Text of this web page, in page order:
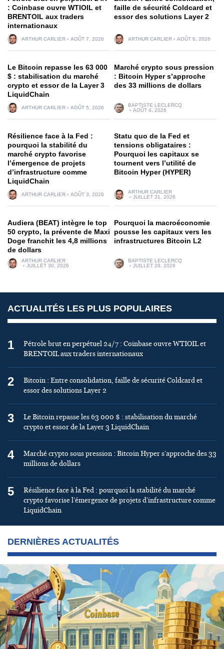
: Coinbase ouvre WTIOIL et
BRENTOIL aux traders
internationaux
ARTHUR CARLIER AOÛT 7, 2026
faille de sécurité Coldcard et
essor des solutions Layer 2
ARTHUR CARLIER AOÛT 6, 2026
Le Bitcoin repasse les 63 000
$ : stabilisation du marché
crypto et essor de la Layer 3
LiquidChain
ARTHUR CARLIER AOÛT 5, 2026
Marché crypto sous pression
: Bitcoin Hyper s’approche
des 33 millions de dollars
BAPTISTE LECLERCQ
AOÛT 4, 2026
Résilience face à la Fed :
pourquoi la stabilité du
marché crypto favorise
l’émergence de projets
d’infrastructure comme
LiquidChain
ARTHUR CARLIER AOÛT 3, 2026
Statu quo de la Fed et
tensions obligataires :
Pourquoi les capitaux se
tournent vers l’utilité de
Bitcoin Hyper (HYPER)
ARTHUR CARLIER
JUILLET 31, 2026
Audiera (BEAT) intègre le top
50 crypto, la prévente de Maxi
Doge franchit les 4,8 millions
de dollars
ARTHUR CARLIER
JUILLET 30, 2026
Pourquoi la macroéconomie
pousse les capitaux vers les
infrastructures Bitcoin L2
BAPTISTE LECLERCQ
JUILLET 29, 2026
ACTUALITÉS LES PLUS POPULAIRES
1
Pétrole brut en perpétuel 24/7 : Coinbase ouvre WTIOIL et
BRENTOIL aux traders internationaux
2
Bitcoin : Entre consolidation, faille de sécurité Coldcard et
essor des solutions Layer 2
3
Le Bitcoin repasse les 63 000 $ : stabilisation du marché
crypto et essor de la Layer 3 LiquidChain
4
Marché crypto sous pression : Bitcoin Hyper s’approche des 33
millions de dollars
5
Résilience face à la Fed : pourquoi la stabilité du marché
crypto favorise l’émergence de projets d’infrastructure comme
LiquidChain
DERNIÈRES ACTUALITÉS